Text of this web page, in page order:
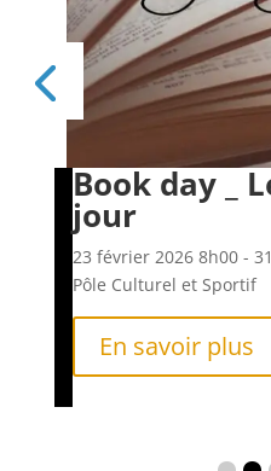
Book day _
jour
23 février 20268h00-
Pôle Culturel et Sportif
En savoir plus